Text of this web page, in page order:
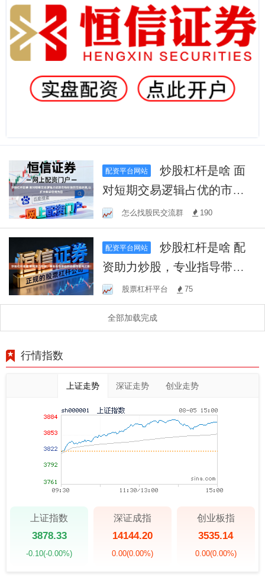
配资平台网站
炒股杠杆是啥 面
对短期交易逻辑占优的市场
阶段的市场环境,以扩大收益
空间为目
怎么找股民交流群 190
配资平台网站
炒股杠杆是啥 配
资助力炒股，专业指导带你
开启股市盈利之旅！
股票杠杆平台 75
全部加载完成
行情指数
上证走势 深证走势 创业走势
上证指数
3878.33
-0.10(-0.00%)
深证成指
14144.20
0.00(0.00%)
创业板指
3535.14
0.00(0.00%)